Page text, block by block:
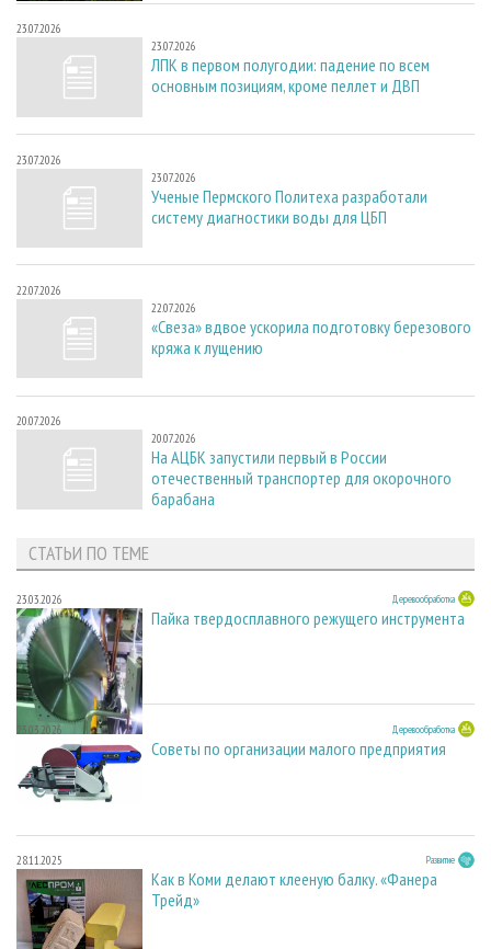
23.07.2026
23.07.2026
ЛПК в первом полугодии: падение по всем
основным позициям, кроме пеллет и ДВП
23.07.2026
23.07.2026
Ученые Пермского Политеха разработали
систему диагностики воды для ЦБП
22.07.2026
22.07.2026
«Свеза» вдвое ускорила подготовку березового
кряжа к лущению
20.07.2026
20.07.2026
На АЦБК запустили первый в России
отечественный транспортер для окорочного
барабана
СТАТЬИ ПО ТЕМЕ
23.03.2026 Деревообработка
Пайка твердосплавного режущего инструмента
23.03.2026 Деревообработка
Советы по организации малого предприятия
28.11.2025 Развитие
Как в Коми делают клееную балку. «Фанера
Трейд»